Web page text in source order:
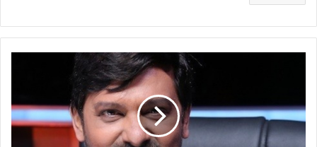
وجيد
خان
بعد